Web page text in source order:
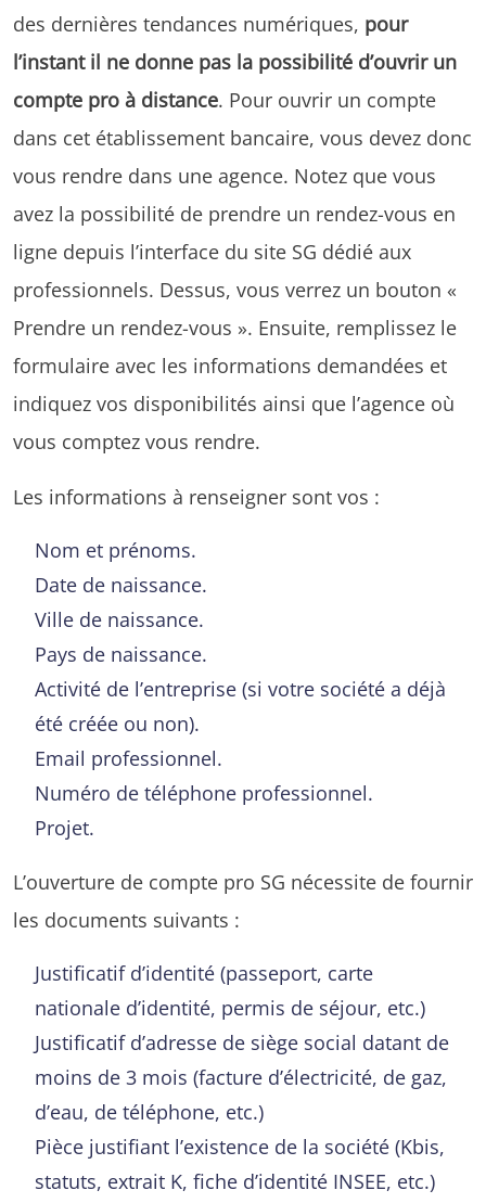
des dernières tendances numériques, pour
l’instant il ne donne pas la possibilité d’ouvrir un
compte pro à distance. Pour ouvrir un compte
dans cet établissement bancaire, vous devez donc
vous rendre dans une agence. Notez que vous
avez la possibilité de prendre un rendez-vous en
ligne depuis l’interface du site SG dédié aux
professionnels. Dessus, vous verrez un bouton «
Prendre un rendez-vous ». Ensuite, remplissez le
formulaire avec les informations demandées et
indiquez vos disponibilités ainsi que l’agence où
vous comptez vous rendre.
Les informations à renseigner sont vos :
Nom et prénoms.
Date de naissance.
Ville de naissance.
Pays de naissance.
Activité de l’entreprise (si votre société a déjà
été créée ou non).
Email professionnel.
Numéro de téléphone professionnel.
Projet.
L’ouverture de compte pro SG nécessite de fournir
les documents suivants :
Justificatif d’identité (passeport, carte
nationale d’identité, permis de séjour, etc.)
Justificatif d’adresse de siège social datant de
moins de 3 mois (facture d’électricité, de gaz,
d’eau, de téléphone, etc.)
Pièce justifiant l’existence de la société (Kbis,
statuts, extrait K, fiche d’identité INSEE, etc.)